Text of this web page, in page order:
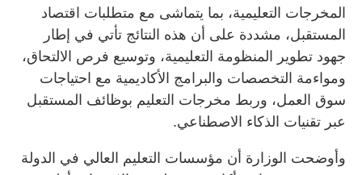
المخرجات التعليمية، بما يتماشى مع متطلبات اقتصاد
المستقبل، مشددة على أن هذه النتائج تأتي في إطار
جهود تطوير المنظومة التعليمية، وتوسيع فرص الالتحاق،
ومواءمة التخصصات والبرامج الأكاديمية مع احتياجات
سوق العمل، وربط مخرجات التعليم بوظائف المستقبل
عبر تقنيات الذكاء الاصطناعي.
وأوضحت الوزارة أن مؤسسات التعليم العالي في الدولة